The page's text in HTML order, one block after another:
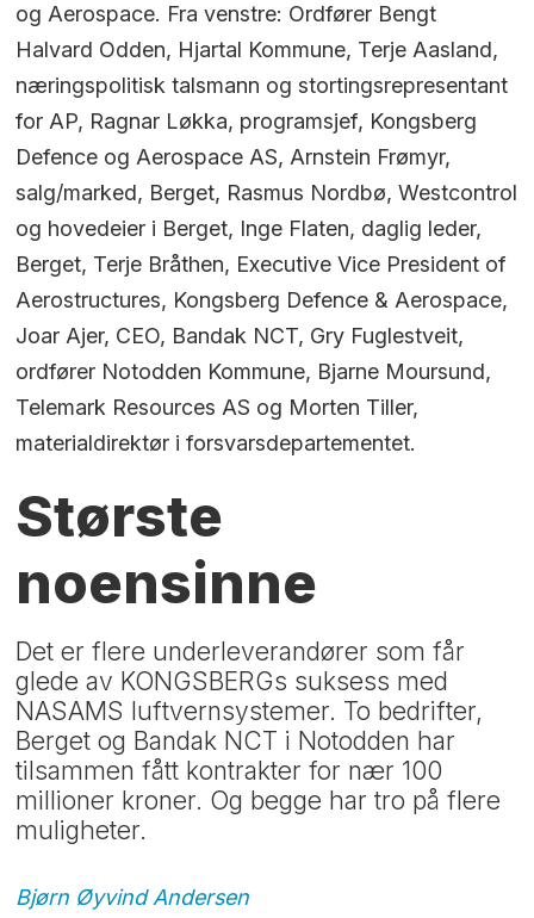
og Aerospace. Fra venstre: Ordfører Bengt
Halvard Odden, Hjartal Kommune, Terje Aasland,
næringspolitisk talsmann og stortingsrepresentant
for AP, Ragnar Løkka, programsjef, Kongsberg
Defence og Aerospace AS, Arnstein Frømyr,
salg/marked, Berget, Rasmus Nordbø, Westcontrol
og hovedeier i Berget, Inge Flaten, daglig leder,
Berget, Terje Bråthen, Executive Vice President of
Aerostructures, Kongsberg Defence & Aerospace,
Joar Ajer, CEO, Bandak NCT, Gry Fuglestveit,
ordfører Notodden Kommune, Bjarne Moursund,
Telemark Resources AS og Morten Tiller,
materialdirektør i forsvarsdepartementet.
Største
noensinne
Det er flere underleverandører som får
glede av KONGSBERGs suksess med
NASAMS luftvernsystemer. To bedrifter,
Berget og Bandak NCT i Notodden har
tilsammen fått kontrakter for nær 100
millioner kroner. Og begge har tro på flere
muligheter.
Bjørn Øyvind Andersen